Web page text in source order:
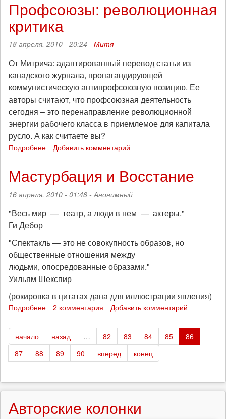
завершился
антифашистского
кино
Профсоюзы: революционная
критика
18 апреля, 2010 - 20:24 - Митя
От Митрича: адаптированный перевод статьи из
канадского журнала, пропагандирующей
коммунистическую антипрофсоюзную позицию. Ее
авторы считают, что профсоюзная деятельность
сегодня – это перенаправление революционной
энергии рабочего класса в приемлемое для капитала
русло. А как считаете вы?
Подробнее
критика
Добавить комментарий
Мастурбация и Восстание
16 апреля, 2010 - 01:48 -Анонимный
"Весь мир — театр, а люди в нем — актеры."
Ги Дебор
"Спектакль — это не совокупность образов, но
общественные отношения между
людьми, опосредованные образами."
Уильям Шекспир
(рокировка в цитатах дана для иллюстрации явления)
Подробнее
и
Восстание
2 комментария Добавить комментарий
начало назад … 82 83 84 85
86
87
88 89 90 вперед конец
Авторские колонки